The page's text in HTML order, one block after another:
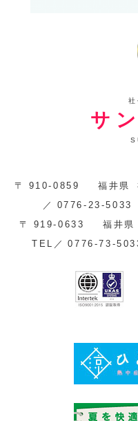
社
サ
〒 910-0859 福井県
／
0776-23-5033
〒
919-0633 福井県
TEL／
0776-73-